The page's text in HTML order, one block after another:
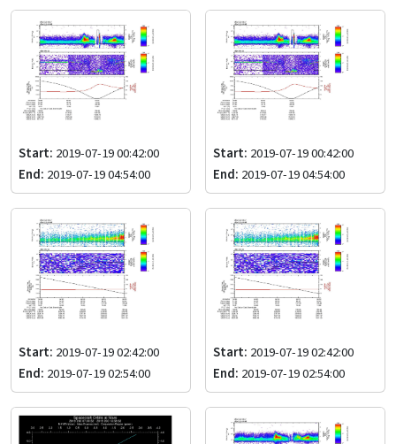
Start: 2019-07-19 00:42:00
End: 2019-07-19 04:54:00
Start: 2019-07-19 00:42:00
End: 2019-07-19 04:54:00
Start: 2019-07-19 02:42:00
End: 2019-07-19 02:54:00
Start: 2019-07-19 02:42:00
End: 2019-07-19 02:54:00